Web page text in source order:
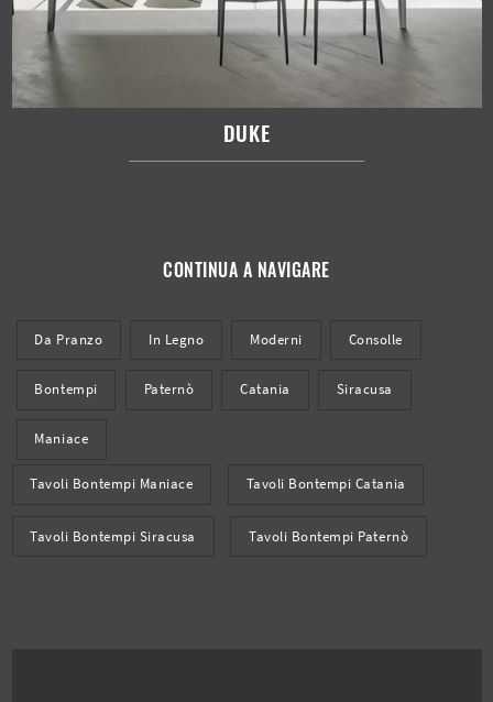
DUKE
CONTINUA A NAVIGARE
Da Pranzo In Legno Moderni Consolle
Bontempi Paternò Catania Siracusa
Maniace
Tavoli Bontempi Maniace Tavoli Bontempi Catania
Tavoli Bontempi Siracusa Tavoli Bontempi Paternò